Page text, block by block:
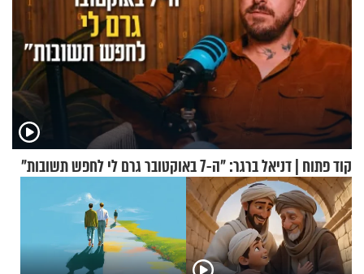
קוד פתוח | דניאל ברגר: "ה-7 באוקטובר גרם לי לחפש תשובות"